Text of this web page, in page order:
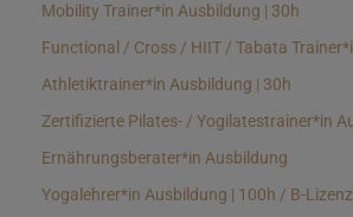
Mobility Trainer*in Ausbildung | 30h
Functional / Cross / HIIT / Tabata
Athletiktrainer*in Ausbildung | 30h
Zertifizierte Pilates- / Yogilatestrainer*in
Ernährungsberater*in Ausbildung
Yogalehrer*in Ausbildung | 100h / B-Lizenz